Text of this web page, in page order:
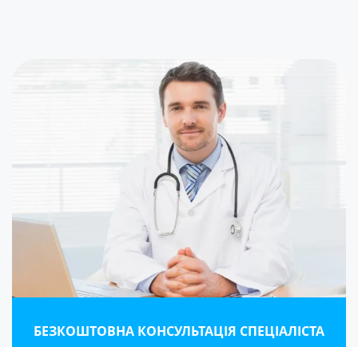
БЕЗКОШТОВНА КОНСУЛЬТАЦІЯ СПЕЦІАЛІСТА